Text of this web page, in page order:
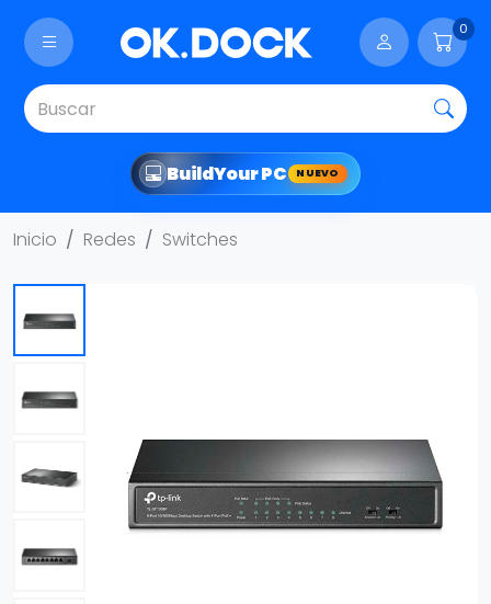
0
BuildYour PC NUEVO
Inicio Redes Switches